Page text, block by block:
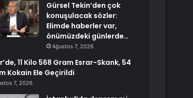
Gürsel Tekin’den çok
konuşulacak sözler:
Elimde haberler var,
önümüzdeki günlerde…
Ağustos 7, 2026
11 Kilo 568 Gram Esrar-Skank, 54
Kokain Ele Geçirildi
7, 2026